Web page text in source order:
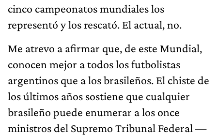
cinco campeonatos mundiales los
representó y los rescató. El actual, no.
Me atrevo a afirmar que, de este Mundial,
conocen mejor a todos los futbolistas
argentinos que a los brasileños. El chiste de
los últimos años sostiene que cualquier
brasileño puede enumerar a los once
ministros del Supremo Tribunal Federal —